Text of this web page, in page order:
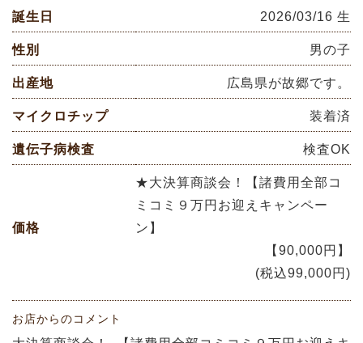
誕生日 2026/03/16 生
性別 男の子
出産地 広島県が故郷です。
マイクロチップ 装着済
遺伝子病検査 検査OK
価格
★大決算商談会！【諸費用全部コ
ミコミ９万円お迎えキャンペー
ン】
【90,000円】
(税込99,000円)
お店からのコメント